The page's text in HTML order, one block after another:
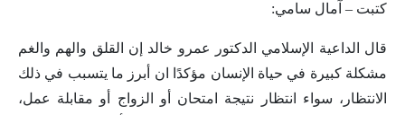
كتبت – آمال سامي:
قال الداعية الإسلامي الدكتور عمرو خالد إن القلق والهم والغم
مشكلة كبيرة في حياة الإنسان مؤكدًا ان أبرز ما يتسبب في ذلك
الانتظار، سواء انتظار نتيجة امتحان أو الزواج أو مقابلة عمل،